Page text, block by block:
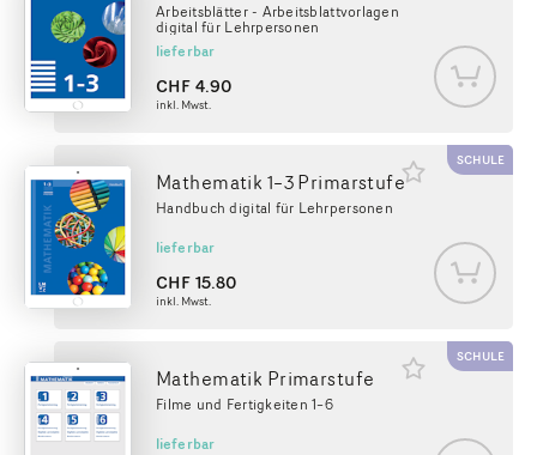
Arbeitsblätter - Arbeitsblattvorlagen
digital für Lehrpersonen
lieferbar
CHF4.90
inkl. Mwst.
SCHULE
Mathematik 1–3 Primarstufe
Handbuch digital für Lehrpersonen
lieferbar
CHF15.80
inkl. Mwst.
SCHULE
Mathematik Primarstufe
Filme und Fertigkeiten 1–6
lieferbar